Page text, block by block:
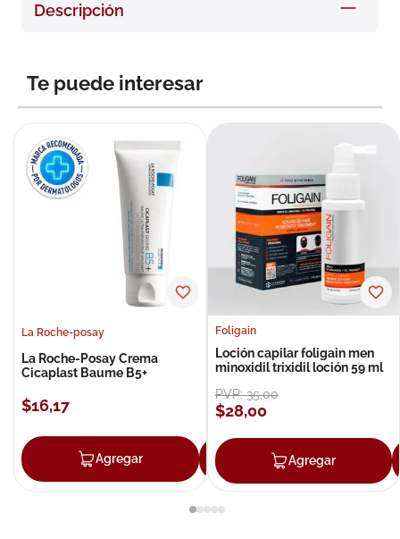
Descripción
Te puede interesar
La Roche-posay
La Roche-Posay Crema
Cicaplast Baume B5+
$16,17
Agregar Agregar
Foligain
Loción capilar foligain men
minoxidil trixidil loción 59 ml
PVP:35,00
$28,00
Agregar
7. isdin
9 nivea
10.pañales